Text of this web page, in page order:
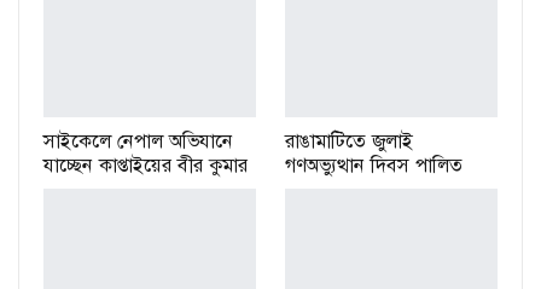
সাইকেলে নেপাল অভিযানে
যাচ্ছেন কাপ্তাইয়ের বীর কুমার
রাঙামাটিতে জুলাই
গণঅভ্যুত্থান দিবস পালিত